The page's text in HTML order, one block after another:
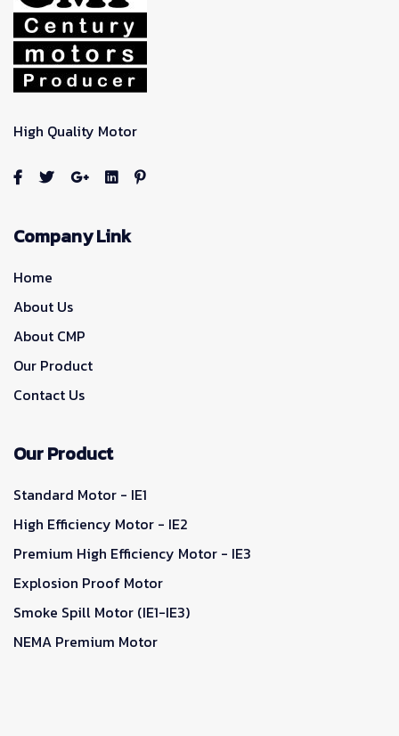
High Quality Motor
Company Link
Home
About Us
About CMP
Our Product
Contact Us
Our Product
Standard Motor - IE1
High Efficiency Motor - IE2
Premium High Efficiency Motor - IE3
Explosion Proof Motor
Smoke Spill Motor (IE1-IE3)
NEMA Premium Motor